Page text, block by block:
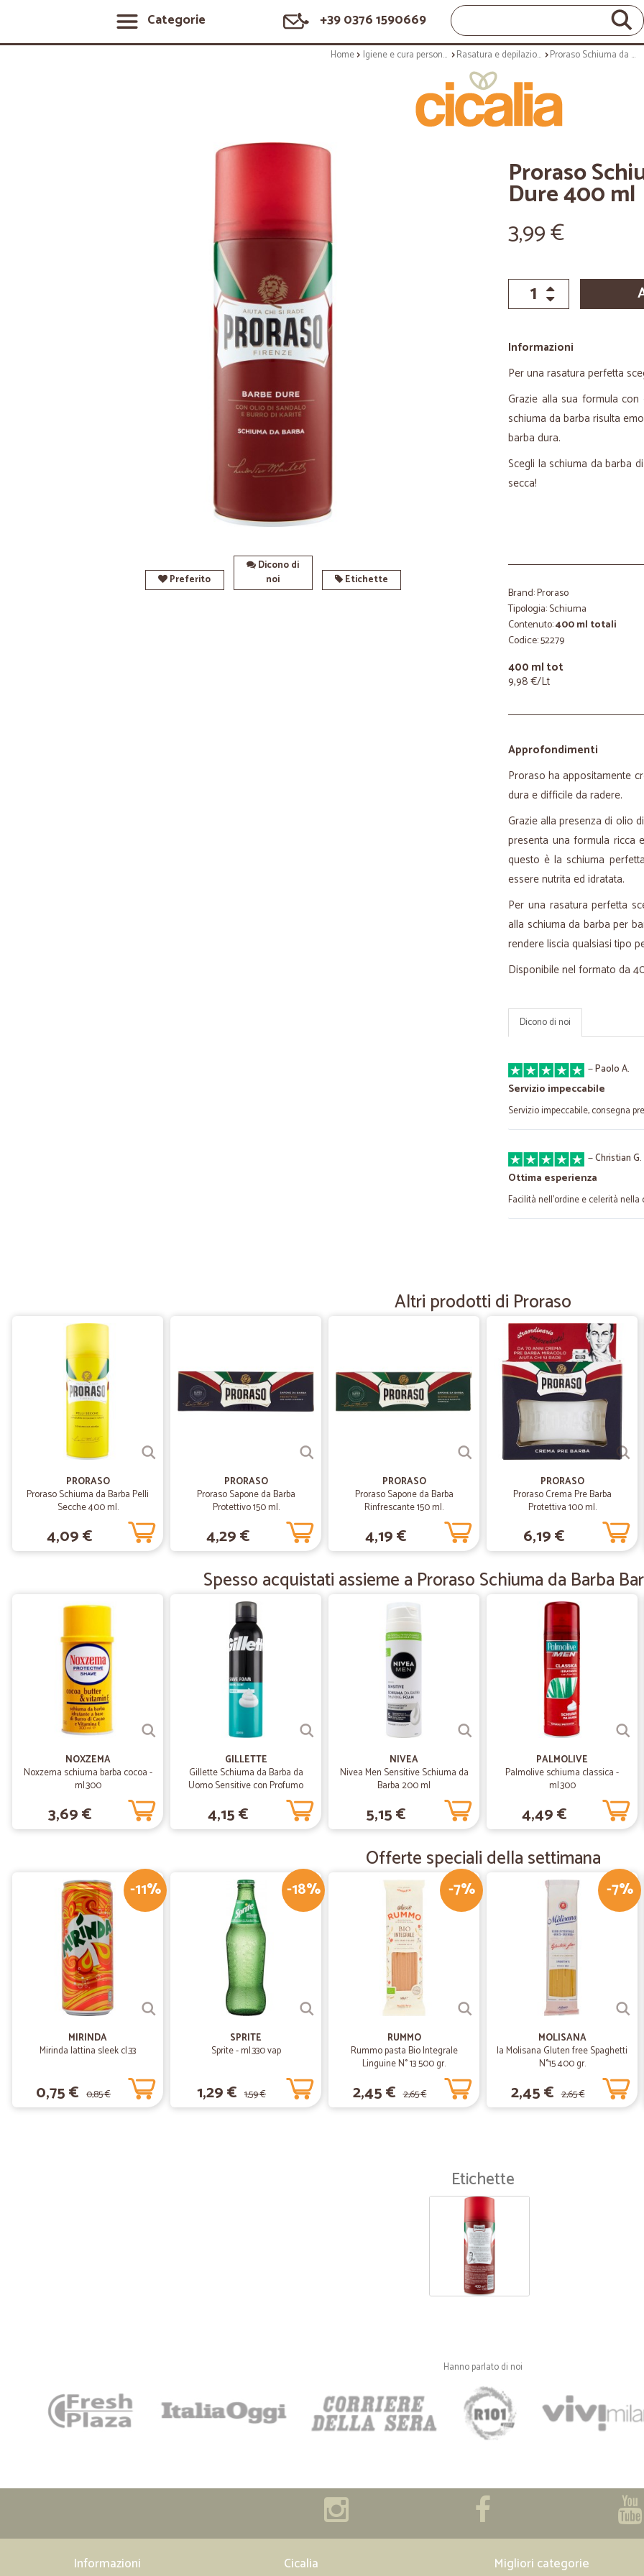
Categorie +39 0376 1590669
Home Igiene e cura personale Rasatura e depilazione Proraso Schiuma da Barba Barbe Dure 400 ml
Preferito
Dicono di
noi
Etichette
Proraso
Dure 400 ml
3,99 €
Informazioni
Per una rasatura perfetta
Grazie alla sua formula
schiuma da barba risulta
barba dura.
Scegli la schiuma da barba
secca!
Brand: Proraso
Tipologia: Schiuma
Contenuto:400 ml totali
Codice: 52279
400 ml tot
9,98 €/Lt
Approfondimenti
Proraso ha appositamente
dura e difficile da radere.
Grazie alla presenza di olio
presenta una formula ricca
questo è la schiuma
essere nutrita ed idratata.
Per una rasatura perfetta
alla schiuma da barba per
rendere liscia qualsiasi tipo
Disponibile nel formato da
Dicono di noi
—Paolo A.
Servizio impeccabile
Servizio impeccabile, consegna
—Christian G.
Ottima esperienza
Facilità nell'ordine e celerità nella
—Mattia C.
Molto soddisfatta
Molto soddisfatta
Trustpilot
Tutto perfetto dall'ordine
carne, i formaggi affettati e
supermercato tradizionale. Che
persone. Grazie di aver creato
—Paolo Z.
Ottimo rispetto dei termini
Ottimo prodotto
Ottimo prodotto
Daniela B.
I prodotti sono buoni
I prodotti sono buoni, spediti
Fabio C.
ottimi e precisi. Anche i corrieri
Mi piace e mi trovo molto
Mi piace e mi trovo molto bene
Altri prodotti di Proraso
PRORASO
Proraso Schiuma da Barba Pelli
Secche 400 ml.
4,09 €
PRORASO
Proraso Sapone da Barba
Protettivo 150 ml.
4,29 €
PRORASO
Proraso Sapone da Barba
Rinfrescante 150 ml.
4,19 €
PRORASO
Proraso Crema Pre Barba
Protettiva 100 ml.
6,19 €
Spesso acquistati assieme a Proraso Schiuma da Barba
NOXZEMA
Noxzema schiuma barba cocoa -
ml.300
3,69 €
GILLETTE
Gillette Schiuma da Barba da
Uomo Sensitive con Profumo
4,15 €
NIVEA
Nivea Men Sensitive Schiuma da
Barba 200 ml
5,15 €
PALMOLIVE
Palmolive schiuma classica -
ml.300
4,49 €
Offerte speciali della settimana
-11%
MIRINDA
Mirinda lattina sleek cl.33
0,75 € 0,85 €
-18%
SPRITE
Sprite - ml.330 vap
1,29 € 1,59 €
-7%
RUMMO
Rummo pasta Bio Integrale
Linguine N° 13 500 gr.
2,45 € 2,65 €
-7%
MOLISANA
la Molisana Gluten free Spaghetti
N°15 400 gr.
2,45 € 2,65 €
Etichette
Hanno parlato di noi
Informazioni Cicalia Migliori categorie